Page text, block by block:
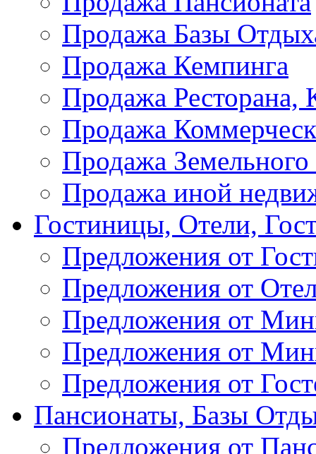
Продажа Базы
Продажа Кемпинга
Продажа Ресторана,
Продажа
Продажа Земельного
Продажа иной
Гостиницы, Отели,
Предложения от
Предложения от
Предложения от
Предложения от
Предложения от
Пансионаты, Базы
Предложения от